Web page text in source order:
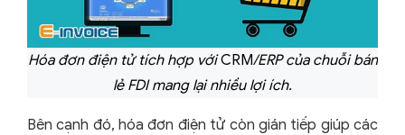
Hóa đơn điện tử tích hợp vớiCRM/ERP của chuỗi bán
lẻ FDI mang lại nhiều lợi ích.
Bên cạnh đó, hóa đơn điện tử còn gián tiếp giúp các